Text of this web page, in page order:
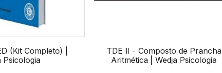
(Kit Completo) |
Psicologia
TDE II - Composto de Prancha
Aritmética | Wedja Psicologia